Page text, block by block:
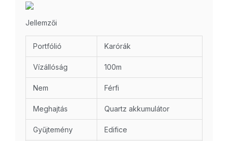
Jellemzői
Portfólió Karórák
Vízállóság 100m
Nem Férfi
Meghajtás Quartz akkumulátor
Gyűjtemény Edifice